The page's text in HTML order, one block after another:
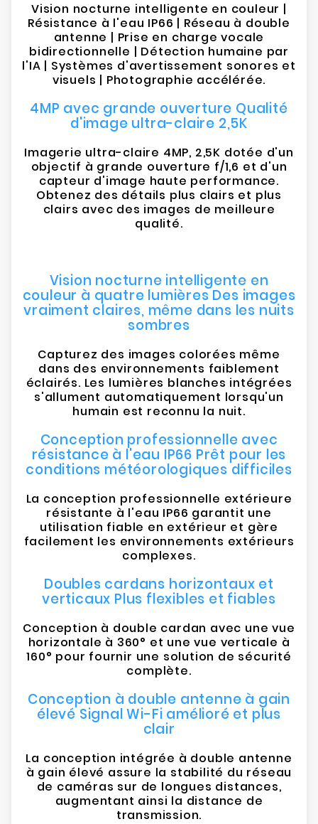
Vision nocturne intelligente en couleur |
Résistance à l'eau IP66 | Réseau à double
antenne | Prise en charge vocale
bidirectionnelle | Détection humaine par
l'IA | Systèmes d'avertissement sonores et
visuels | Photographie accélérée.
4MP avec grande ouverture Qualité
d'image ultra-claire 2,5K
Imagerie ultra-claire 4MP, 2,5K dotée d'un
objectif à grande ouverture f/1,6 et d'un
capteur d'image haute performance.
Obtenez des détails plus clairs et plus
clairs avec des images de meilleure
qualité.
Vision nocturne intelligente en
couleur à quatre lumières Des images
vraiment claires, même dans les nuits
sombres
Capturez des images colorées même
dans des environnements faiblement
éclairés. Les lumières blanches intégrées
s'allument automatiquement lorsqu'un
humain est reconnu la nuit.
Conception professionnelle avec
résistance à l'eau IP66 Prêt pour les
conditions météorologiques difficiles
La conception professionnelle extérieure
résistante à l'eau IP66 garantit une
utilisation fiable en extérieur et gère
facilement les environnements extérieurs
complexes.
Doubles cardans horizontaux et
verticaux Plus flexibles et fiables
Conception à double cardan avec une vue
horizontale à 360° et une vue verticale à
160° pour fournir une solution de sécurité
complète.
Conception à double antenne à gain
élevé Signal Wi-Fi amélioré et plus
clair
La conception intégrée à double antenne
à gain élevé assure la stabilité du réseau
de caméras sur de longues distances,
augmentant ainsi la distance de
transmission.